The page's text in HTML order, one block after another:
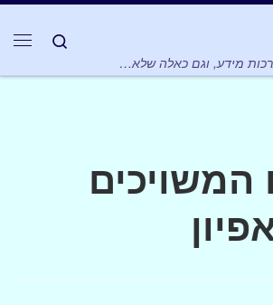
מידע, וגם כאלה שלא…
Search
המשויכים